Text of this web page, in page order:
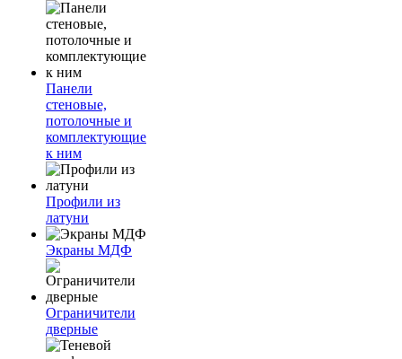
Панели
стеновые,
потолочные и
комплектующие
к ним
Профили из
латуни
Экраны МДФ
Ограничители
дверные